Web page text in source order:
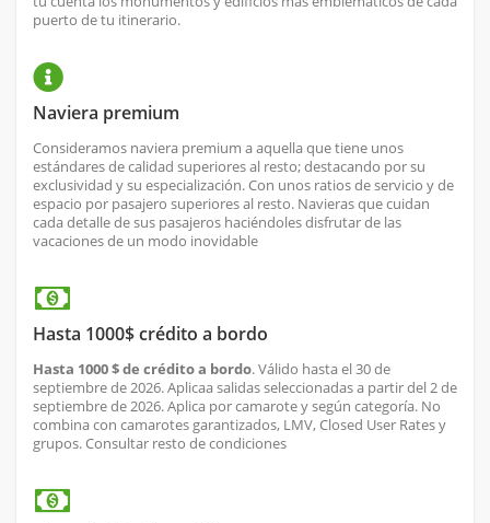
puerto de tu itinerario.
Naviera premium
Consideramos naviera premium a aquella que tiene unos
estándares de calidad superiores al resto; destacando por su
exclusividad y su especialización. Con unos ratios de servicio y de
espacio por pasajero superiores al resto. Navieras que cuidan
cada detalle de sus pasajeros haciéndoles disfrutar de las
vacaciones de un modo inovidable
Hasta 1000$ crédito a bordo
Hasta 1000 $ de crédito a bordo. Válido hasta el 30 de
septiembre de 2026. Aplicaa salidas seleccionadas a partir del 2 de
septiembre de 2026. Aplica por camarote y según categoría. No
combina con camarotes garantizados, LMV, Closed User Rates y
grupos. Consultar resto de condiciones